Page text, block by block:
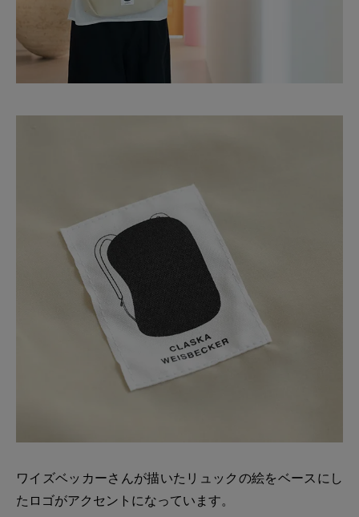
ワイズベッカーさんが描いたリュックの絵をベースにし
たロゴがアクセントになっています。